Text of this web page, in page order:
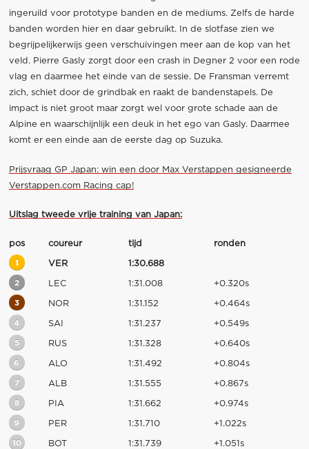
ingeruild voor prototype banden en de mediums. Zelfs de harde
banden worden hier en daar gebruikt. In de slotfase zien we
begrijpelijkerwijs geen verschuivingen meer aan de kop van het
veld. Pierre Gasly zorgt door een crash in Degner 2 voor een rode
vlag en daarmee het einde van de sessie. De Fransman verremt
zich, schiet door de grindbak en raakt de bandenstapels. De
impact is niet groot maar zorgt wel voor grote schade aan de
Alpine en waarschijnlijk een deuk in het ego van Gasly. Daarmee
komt er een einde aan de eerste dag op Suzuka.
Prijsvraag GP Japan: win een door Max Verstappen gesigneerde
Verstappen.com Racing cap!
Uitslag tweede vrije training van Japan:
pos coureur tijd ronden
1 VER 1:30.688
2 LEC 1:31.008 +0.320s
3 NOR 1:31.152 +0.464s
4 SAI 1:31.237 +0.549s
5 RUS 1:31.328 +0.640s
6 ALO 1:31.492 +0.804s
7 ALB 1:31.555 +0.867s
8 PIA 1:31.662 +0.974s
9 PER 1:31.710 +1.022s
10 BOT 1:31.739 +1.051s